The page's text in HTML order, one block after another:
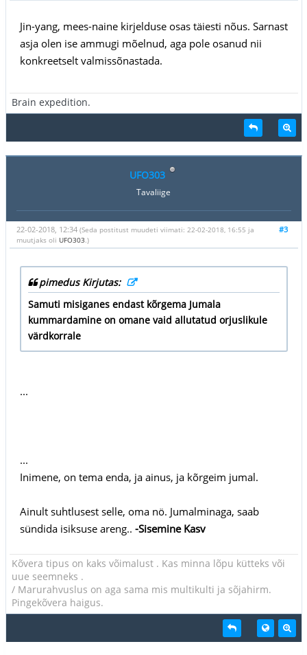
Jin-yang, mees-naine kirjelduse osas täiesti nõus. Sarnast
asja olen ise ammugi mõelnud, aga pole osanud nii
konkreetselt valmissõnastada.
Brain expedition.
UFO303
Tavaliige
#3
22-02-2018, 12:34 (Seda postitust muudeti viimati: 22-02-2018, 16:55 ja
muutjaks oli UFO303 .)
pimedus Kirjutas:
Samuti misiganes endast kõrgema Jumala
kummardamine on omane vaid allutatud orjuslikule
värdkorrale
...
...
Inimene, on tema enda, ja ainus, ja kõrgeim jumal.
Ainult suhtlusest selle, oma nö. Jumalminaga, saab
sündida isiksuse areng.. -Sisemine Kasv
Kõvera tipus on kaks võimalust . Kas minna lõpu kütteks või
uue seemneks .
/ Marurahvuslus on aga sama mis multikulti ja sõjahirm.
Pingekõvera haigus.